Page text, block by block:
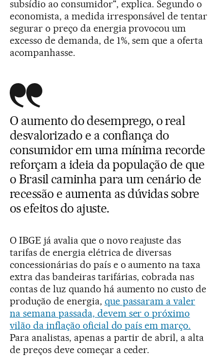
subsídio ao consumidor", explica. Segundo o
economista, a medida irresponsável de tentar
segurar o preço da energia provocou um
excesso de demanda, de 1%, sem que a oferta
acompanhasse.
O aumento do desemprego, o real
desvalorizado e a confiança do
consumidor em uma mínima recorde
reforçam a ideia da população de que
o Brasil caminha para um cenário de
recessão e aumenta as dúvidas sobre
os efeitos do ajuste.
O IBGE já avalia que o novo reajuste das
tarifas de energia elétrica de diversas
concessionárias do país e o aumento na taxa
extra das bandeiras tarifárias, cobrada nas
contas de luz quando há aumento no custo de
produção de energia, que passaram a valer
na semana passada, devem ser o próximo
vilão da inflação oficial do país em março.
Para analistas, apenas a partir de abril, a alta
de preços deve começar a ceder.